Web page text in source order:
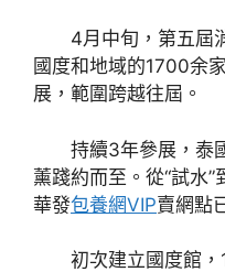
4月中旬，第五屆
國度和地域的1700余
展，範圍跨越往屆。
持續3年參展，泰
薰踐約而至。從“試水
華發包養網VIP賣網點
初次建立國度館